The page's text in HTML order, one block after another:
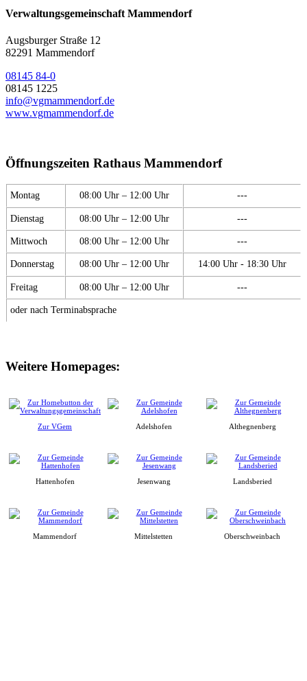
Verwaltungsgemeinschaft Mammendorf
Augsburger Straße 12
82291 Mammendorf
08145 84-0
08145 1225
info@vgmammendorf.de
www.vgmammendorf.de
Öffnungszeiten Rathaus Mammendorf
Montag 08:00 Uhr – 12:00 Uhr ---
Dienstag 08:00 Uhr – 12:00 Uhr ---
Mittwoch 08:00 Uhr – 12:00 Uhr ---
Donnerstag 08:00 Uhr – 12:00 Uhr 14:00 Uhr - 18:30 Uhr
Freitag 08:00 Uhr – 12:00 Uhr ---
oder nach Terminabsprache
Weitere Homepages:
Zur VGem Adelshofen Althegnenberg
Hattenhofen Jesenwang Landsberied
Mammendorf Mittelstetten Oberschweinbach